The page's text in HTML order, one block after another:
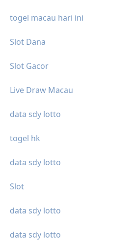
togel macau hari ini
Slot Dana
Slot Gacor
Live Draw Macau
data sdy lotto
togel hk
data sdy lotto
Slot
data sdy lotto
data sdy lotto